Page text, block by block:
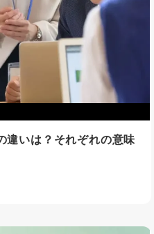
違いは？それぞれの意味